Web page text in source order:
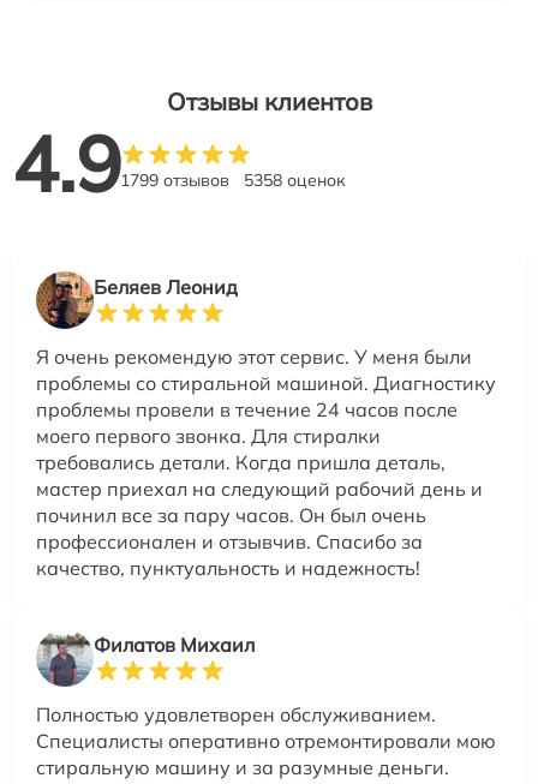
Отзывы клиентов
4.91799 отзывов 5358 оценок
Беляев Леонид
Я очень рекомендую этот сервис. У меня были
проблемы со стиральной машиной. Диагностику
проблемы провели в течение 24 часов после
моего первого звонка. Для стиралки
требовались детали. Когда пришла деталь,
мастер приехал на следующий рабочий день и
починил все за пару часов. Он был очень
профессионален и отзывчив. Спасибо за
качество, пунктуальность и надежность!
Филатов Михаил
Полностью удовлетворен обслуживанием.
Специалисты оперативно отремонтировали мою
стиральную машину и за разумные деньги.